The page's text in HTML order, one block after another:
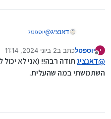
דאנציג@יוספטל
@דאנציגכתב בpdf בעברית
יש לך
י
מנותק
יוספטלכתב ב2 ביוני 2024, 11:14
נערך לאחרונה על ידי
@דאנציגתודה רבה!! (אני לא יכול
השתמשתי במה שהעלית.